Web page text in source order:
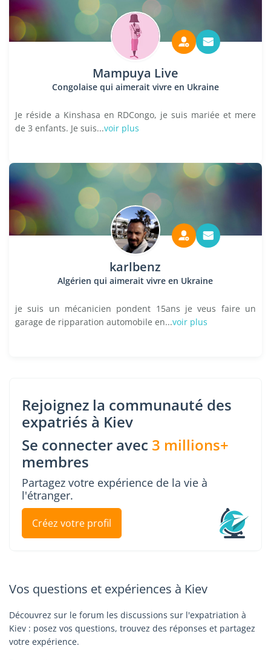
Mampuya Live
Congolaise qui aimerait vivre en Ukraine
Je réside a Kinshasa en RDCongo, je suis mariée et mere
de 3 enfants. Je suis...voir plus
karlbenz
Algérien qui aimerait vivre en Ukraine
je suis un mécanicien pondent 15ans je veus faire un
garage de ripparation automobile en...voir plus
Rejoignez la communauté des
expatriés à Kiev
Se connecter avec 3 millions+
membres
Partagez votre expérience de la vie à
l'étranger.
Créez votre profil
Vos questions et expériences à Kiev
Découvrez sur le forum les discussions sur l'expatriation à
Kiev : posez vos questions, trouvez des réponses et partagez
votre expérience.